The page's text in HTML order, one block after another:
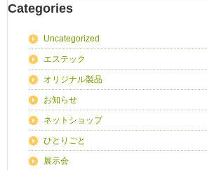
Categories
Uncategorized
エステック
オリジナル製品
お知らせ
ネットショップ
ひとりごと
展示会